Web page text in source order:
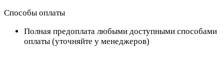
Способы оплаты
Полная предоплата любыми доступными способами
оплаты (уточняйте у менеджеров)